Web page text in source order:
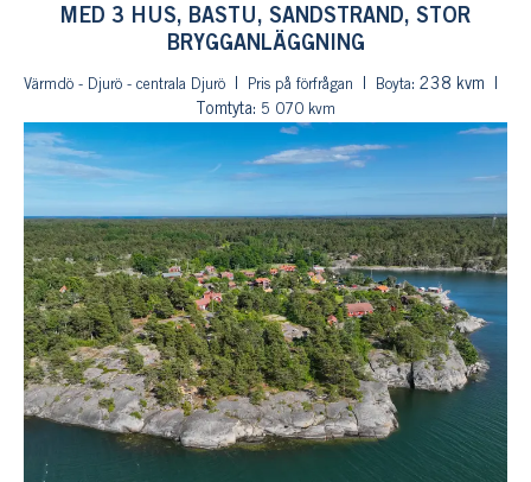
MED 3 HUS, BASTU, SANDSTRAND, STOR
BRYGGANLÄGGNING
Värmdö - Djurö - centrala Djurö Pris på förfrågan Boyta: 238 kvm
Tomtyta: 5 070 kvm